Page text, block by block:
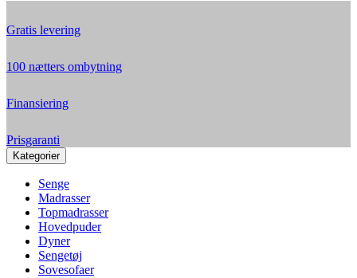
Gratis levering
100 nætters ombytning
Finansiering
Prisgaranti
Kategorier
Senge
Madrasser
Topmadrasser
Hovedpuder
Dyner
Sengetøj
Sovesofaer